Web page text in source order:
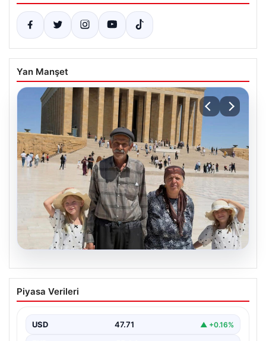
Yan Manşet
05.08.2026
Adıyamanlı Yıldırım Ailesinin 34 Yıllık
Umudu Gerçeğe Dönüştü: İkiz Kızlarıyla
Adıyaman'da yaşayan Abuzer (71) ve Zeynep Yıldırım
Piyasa Verileri
USD 47.71 ▲ +0.16%